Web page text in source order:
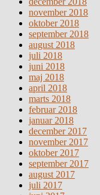
november 2018
oktober 2018
september 2018
august 2018
juli 2018
juni 2018
maj 2018
april 2018
marts 2018
februar 2018
januar 2018
december 2017
november 2017
oktober 2017
september 2017
august 2017
juli 2017